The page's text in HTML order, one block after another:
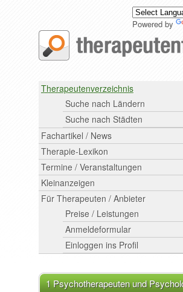
Powered by
Therapeutenverzeichnis
Suche nach Ländern
Suche nach Städten
Fachartikel / News
Therapie-Lexikon
Termine / Veranstaltungen
Kleinanzeigen
Für Therapeuten / Anbieter
Preise / Leistungen
Anmeldeformular
Einloggen ins Profil
1 Psychotherapeuten und